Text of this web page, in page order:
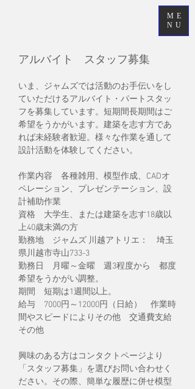
ME
NU
アルバイト スタッフ募集
​いま、ジャムズでは活動のお手伝いをし
ていただけるアルバイト・パートスタッ
フを募集しています。短期間長期間はご
希望をうかがいます。建築を志す方であ
れば未経験者歓迎。様々な作業を通して
設計活動を体験してください。
作業内容 各種雑用、模型作成、CADオ
ペレーション、 プレゼンテーション、設
計補助作業
資格 大学生、または建築を志す18歳以
上40歳未満の方
勤務地 ジャムズ 川越アトリエ： 埼玉
県川越市寺山733-3
勤務日 月曜～金曜 週3程度から 都度
希望をうかがい調整。
期間 短期は1週間以上。
給与 7000円～12000円（日給） 作業時
間やスピードにより ​その他 交通費支給
その他
興味のある方はコンタクトページより
「スタッフ募集」を選びお問い合わせく
ださい。その際、簡単な履歴に併せ模型